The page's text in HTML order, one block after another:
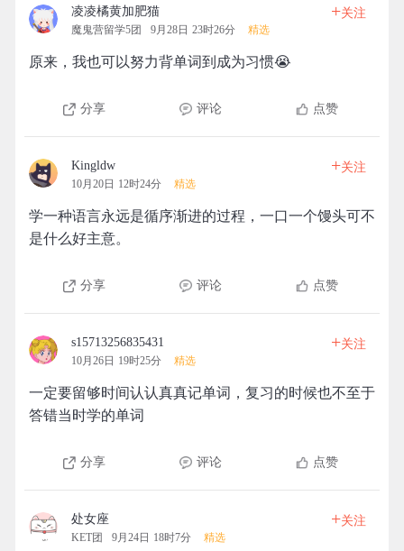
凌凌橘黄加肥猫
魔鬼营留学5团 9月28日 23时26分 精选
+关注
原来，我也可以努力背单词到成为习惯😭️
分享 评论 点赞
Kingldw
10月20日 12时24分 精选
+关注
学一种语言永远是循序渐进的过程，一口一个馒头可不
是什么好主意。
分享 评论 点赞
s15713256835431
10月26日 19时25分 精选
+关注
一定要留够时间认认真真记单词，复习的时候也不至于
答错当时学的单词
分享 评论 点赞
处女座
KET团 9月24日 18时7分 精选
+关注